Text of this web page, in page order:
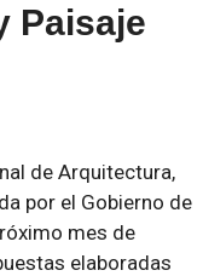
Paisaje
de Arquitectura,
por el Gobierno de
mes de
elaboradas